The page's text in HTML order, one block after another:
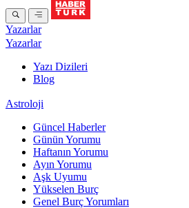
Yazarlar
Yazarlar
Yazı Dizileri
Blog
Astroloji
Güncel Haberler
Günün Yorumu
Haftanın Yorumu
Ayın Yorumu
Aşk Uyumu
Yükselen Burç
Genel Burç Yorumları